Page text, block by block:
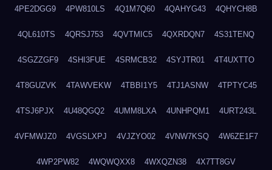
4PE2DGG9 4PW810LS 4Q1M7Q60 4QAHYG43 4QHYCH8B
4QL610TS 4QRSJ753 4QVTMIC5 4QXRDQN7 4S31TENQ
4SGZZGF9 4SHI3FUE 4SRMCB32 4SYJTR01 4T4UXTTO
4T8GUZVK 4TAWVEKW 4TBBI1Y5 4TJ1ASNW 4TPTYC45
4TSJ6PJX 4U48QGQ2 4UMM8LXA 4UNHPQM1 4URT243L
4VFMWJZ0 4VGSLXPJ 4VJZYO02 4VNW7KSQ 4W6ZE1F7
4WP2PW82 4WQWQXX8 4WXQZN38 4X7TT8GV